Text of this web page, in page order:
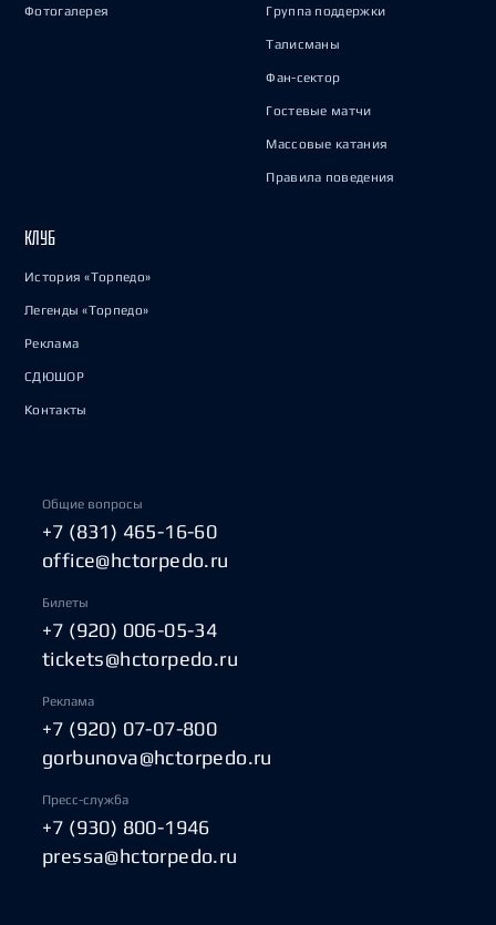
Фотогалерея Группа поддержки
Талисманы
Фан-сектор
Гостевые матчи
Массовые катания
Правила поведения
КЛУБ
История «Торпедо»
Легенды «Торпедо»
Реклама
СДЮШОР
Контакты
Общие вопросы
+7 (831) 465-16-60
office@hctorpedo.ru
Билеты
+7 (920) 006-05-34
tickets@hctorpedo.ru
Реклама
+7 (920) 07-07-800
gorbunova@hctorpedo.ru
Пресс-служба
+7 (930) 800-1946
pressa@hctorpedo.ru